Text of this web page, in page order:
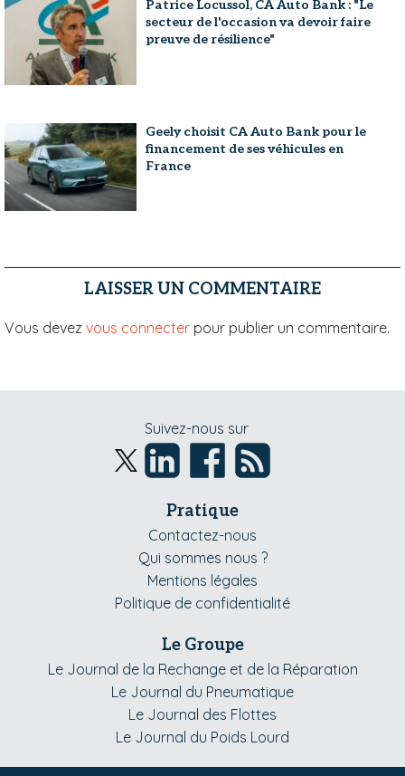
Patrice Locussol, CA Auto Bank : "Le
secteur de l'occasion va devoir faire
preuve de résilience"
Geely choisit CA Auto Bank pour le
financement de ses véhicules en
France
LAISSER UN COMMENTAIRE
Vous devez vous connecter pour publier un commentaire.
Suivez-nous sur
Pratique
Contactez-nous
Qui sommes nous ?
Mentions légales
Politique de confidentialité
Le Groupe
Le Journal de la Rechange et de la Réparation
Le Journal du Pneumatique
Le Journal des Flottes
Le Journal du Poids Lourd